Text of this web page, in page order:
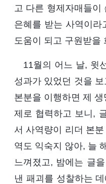
고 다른 형제자매들이
은혜를 받는 사역이라
도움이 되고 구원받을
11월의 어느 날, 윗
성과가 있었던 것을
본분을 이행하면 제
제로 협력하고 보니,
서 사역량이 리더 본
역도 익숙지 않아, 늘
느껴졌고, 밤에는 글
낸 패괴를 성찰하는